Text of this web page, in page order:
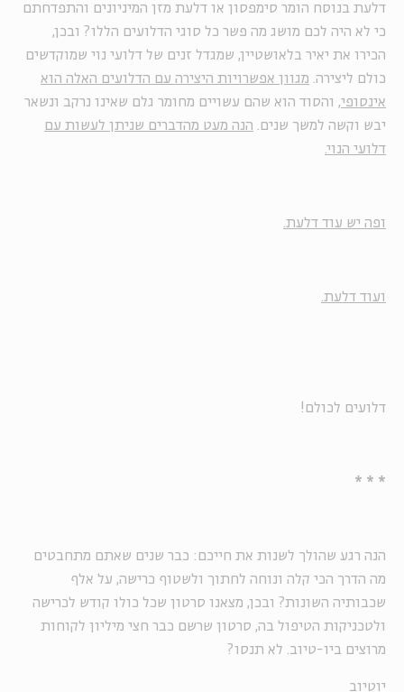
דלעת בנוסח הומר סימפסון או דלעת מזן המיניונים והתפדחתם
כי לא היה לכם מושג מה פשר כל סוגי הדלועים הללו? ובכן,
הכירו את יאיר בלאושטיין, שמגדל זנים של דלועי נוי שמוקדשים
כולם ליצירה. מגוון אפשרויות היצירה עם הדלועים האלה הוא
אינסופי, והסוד הוא שהם עשויים מחומר גלם שאינו נרקב ונשאר
יבש וקשה למשך שנים. הנה מעט מהדברים שניתן לעשות עם
דלועי הנוי.
ופה יש עוד דלעת.
ועוד דלעת.
דלועים לכולם!
* * *
הנה רגע שהולך לשנות את חייכם: כבר שנים שאתם מתחבטים
מה הדרך הכי קלה ונוחה לחתוך ולשטוף כרישה, על אלף
שכבותיה השונות? ובכן, מצאנו סרטון שכל כולו קודש לכרישה
ולטכניקות הטיפול בה, סרטון שרשם כבר חצי מיליון לקוחות
מרוצים ביו-טיוב. לא תנסו?
יוטיוב